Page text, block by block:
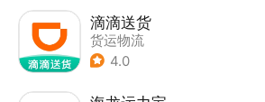
滴滴送货
货运物流
4.0